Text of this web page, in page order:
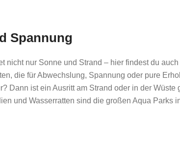
Spannung
nicht nur Sonne und Strand – hier findest du
die für Abwechslung, Spannung oder pure
Dann ist ein Ausritt am Strand oder in der Wüste
und Wasserratten sind die großen Aqua Parks